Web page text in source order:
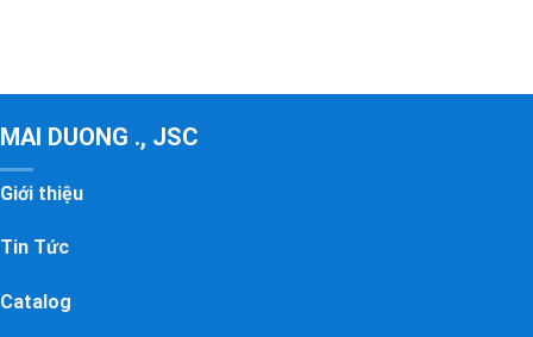
MAI DUONG ., JSC
Giới thiệu
Tin Tức
Catalog